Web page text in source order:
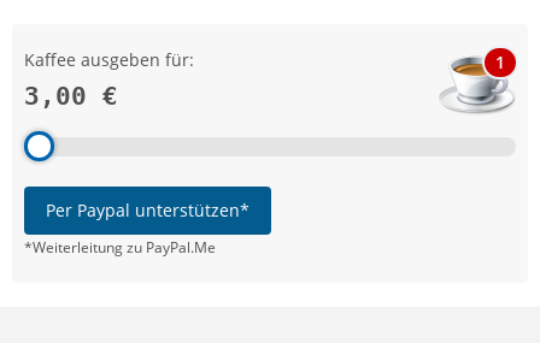
Kaffee ausgeben für:
3,00 €
1
Per Paypal unterstützen*
*Weiterleitung zu PayPal.Me